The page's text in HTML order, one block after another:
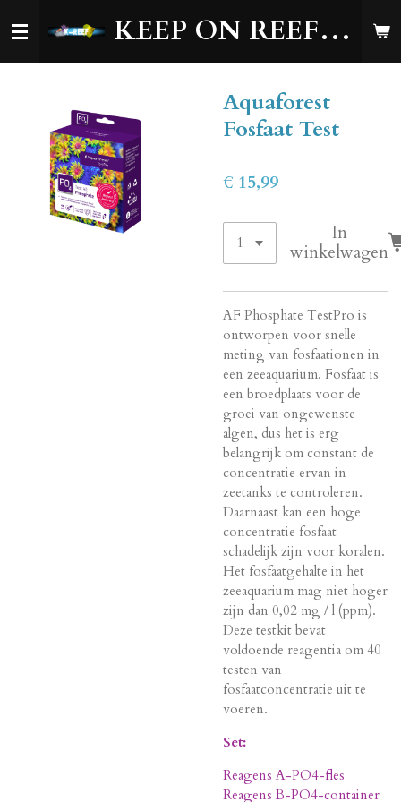
direct
KEEP ON REEFING!
Aquaforest
Fosfaat Test
€ 15,99
In
winkelwagen
AF Phosphate TestPro is
ontworpen voor snelle
meting van fosfaationen in
een zeeaquarium. Fosfaat is
een broedplaats voor de
groei van ongewenste
algen, dus het is erg
belangrijk om constant de
concentratie ervan in
zeetanks te controleren.
Daarnaast kan een hoge
concentratie fosfaat
schadelijk zijn voor koralen.
Het fosfaatgehalte in het
zeeaquarium mag niet hoger
zijn dan 0,02 mg / l (ppm).
Deze testkit bevat
voldoende reagentia om 40
testen van
fosfaatconcentratie uit te
voeren.
Set:
Reagens A-PO4-fles
Reagens B-PO4-container